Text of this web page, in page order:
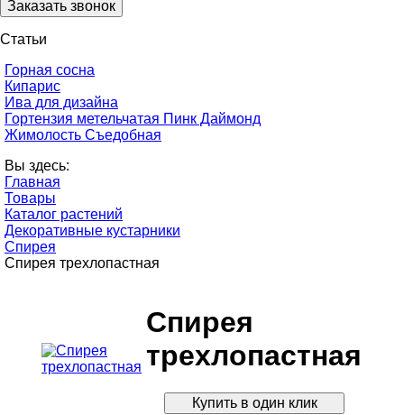
Статьи
Горная сосна
Кипарис
Ива для дизайна
Гортензия метельчатая Пинк Даймонд
Жимолость Съедобная
Вы здесь:
Главная
Товары
Каталог растений
Декоративные кустарники
Спирея
Спирея трехлопастная
Спирея
трехлопастная